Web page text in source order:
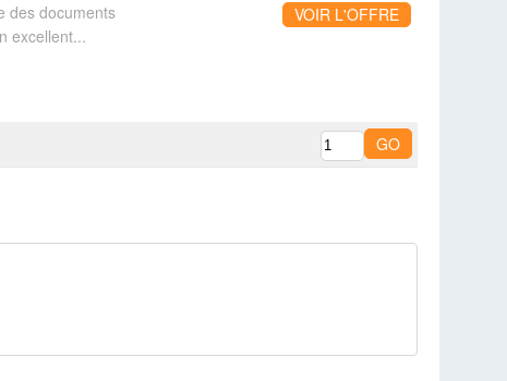
des documents
excellent...
VOIR L'OFFRE